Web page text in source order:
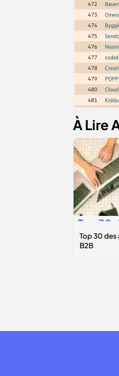
À Lire
Top 30